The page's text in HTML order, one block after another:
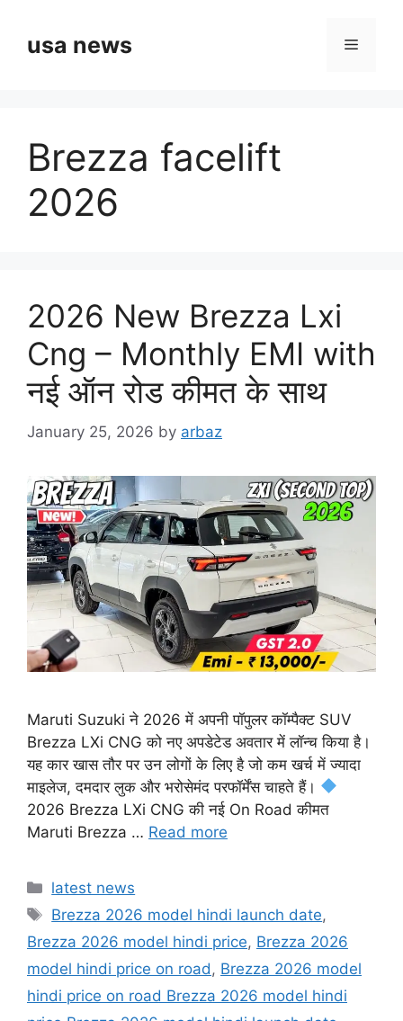
contentusa news Menu
Brezza facelift
2026
2026 New Brezza Lxi
Cng – Monthly EMI with
नई ऑन रोड कीमत के साथ
January 25, 2026 by arbaz
Maruti Suzuki ने 2026 में अपनी पॉपुलर कॉम्पैक्ट SUV
Brezza LXi CNG को नए अपडेटेड अवतार में लॉन्च किया है।
यह कार खास तौर पर उन लोगों के लिए है जो कम खर्च में ज्यादा
माइलेज, दमदार लुक और भरोसेमंद परफॉर्मेंस चाहते हैं।
2026 Brezza LXi CNG की नई On Road कीमत
Maruti Brezza … Read more
Categories
latest news
Tags
Brezza 2026 model hindi launch date,
Brezza 2026 model hindi price, Brezza 2026
model hindi price on road , Brezza 2026 model
hindi price on road Brezza 2026 model hindi